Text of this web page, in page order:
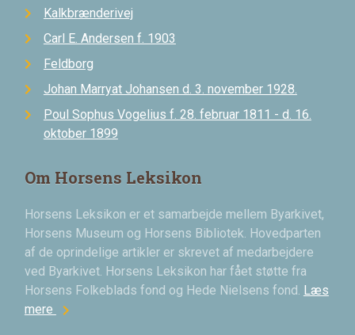
Kalkbrænderivej
Carl E. Andersen f. 1903
Feldborg
Johan Marryat Johansen d. 3. november 1928.
Poul Sophus Vogelius f. 28. februar 1811 - d. 16.
oktober 1899
Om Horsens Leksikon
Horsens Leksikon er et samarbejde mellem Byarkivet,
Horsens Museum og Horsens Bibliotek. Hovedparten
af de oprindelige artikler er skrevet af medarbejdere
ved Byarkivet. Horsens Leksikon har fået støtte fra
Horsens Folkeblads fond og Hede Nielsens fond. Læs
mere chevron_right